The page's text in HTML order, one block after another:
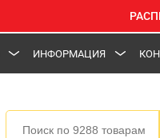
ИНФОРМАЦИЯ